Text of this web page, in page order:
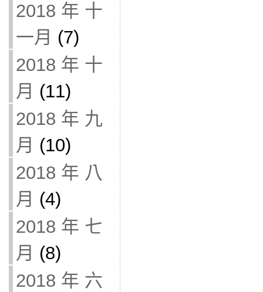
2018 年 十
一月 (7)
2018 年 十
月 (11)
2018 年 九
月 (10)
2018 年 八
月 (4)
2018 年 七
月 (8)
2018 年 六